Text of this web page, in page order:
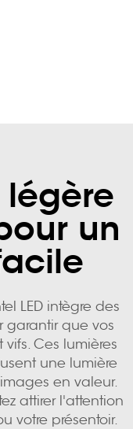
un
LED intègre des
garantir que vos
Ces lumières
une lumière
en valeur.
attirer l'attention
votre présentoir.